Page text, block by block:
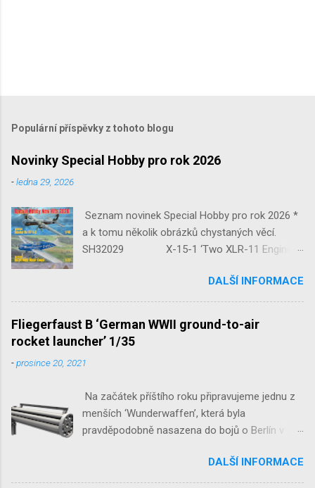
m
t
o
a
t
Populární příspěvky z tohoto blogu
Novinky Special Hobby pro rok 2026
-ledna 29, 2026
Seznam novinek Special Hobby pro rok 2026 *
a k tomu několik obrázků chystaných věcí.
SH32029 X-15-1 ‘Two XLR-11 Engines’
‘Guardians of Sion’ 1/32 SH32092
JB-2 Loon ‘US Version of V-1 Missile’
1/32 1/32 SH48052 Seafire
Mk.III 1/48 reissue SH48160
Baltimore Mk.I 1/48 ...
DALŠÍ INFORMACE
Fliegerfaust B ‘German WWII ground-to-air
rocket launcher’ 1/35
-prosince 20, 2021
Na začátek příštího roku připravujeme jednu z
menších ‘Wunderwaffen’, která byla
pravděpodobně nasazena do bojů o Berlín v
raketovou protiletadlovou zbraň. V setu 3148
detailní odlitky této zbraně, v měřítku 1/35,
DALŠÍ INFORMACE